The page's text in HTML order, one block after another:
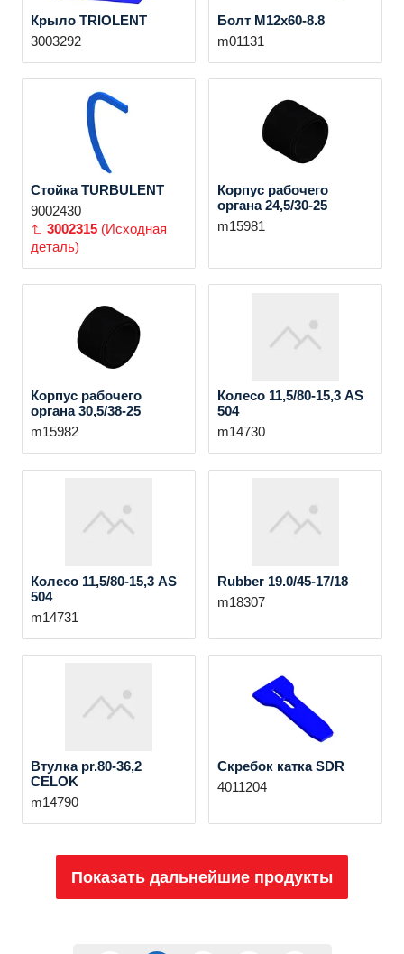
Крыло TRIOLENT
3003292
Болт M12x60-8.8
m01131
Стойка TURBULENT
9002430
3002315 (Исходная
деталь)
Корпус рабочего
органа 24,5/30-25
m15981
Корпус рабочего
органа 30,5/38-25
m15982
Колесо 11,5/80-15,3 AS
504
m14730
Колесо 11,5/80-15,3 AS
504
m14731
Rubber 19.0/45-17/18
m18307
Втулка pr.80-36,2
CELOK
m14790
Скребок катка SDR
4011204
Показать дальнейшие продукты